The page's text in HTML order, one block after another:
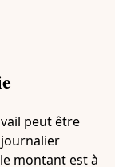
peut être
montant est à